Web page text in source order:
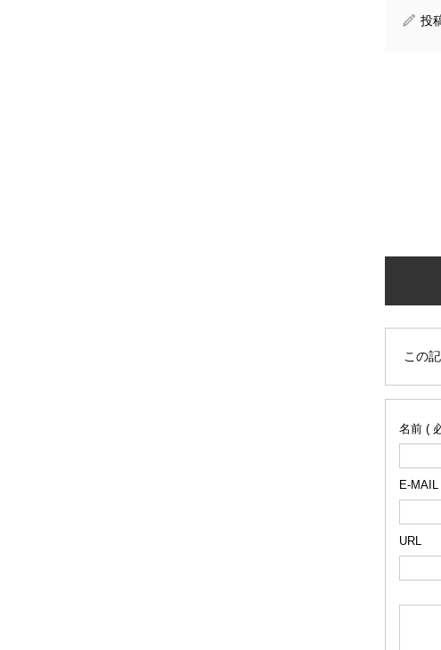
投
この
名前 (
E-
URL